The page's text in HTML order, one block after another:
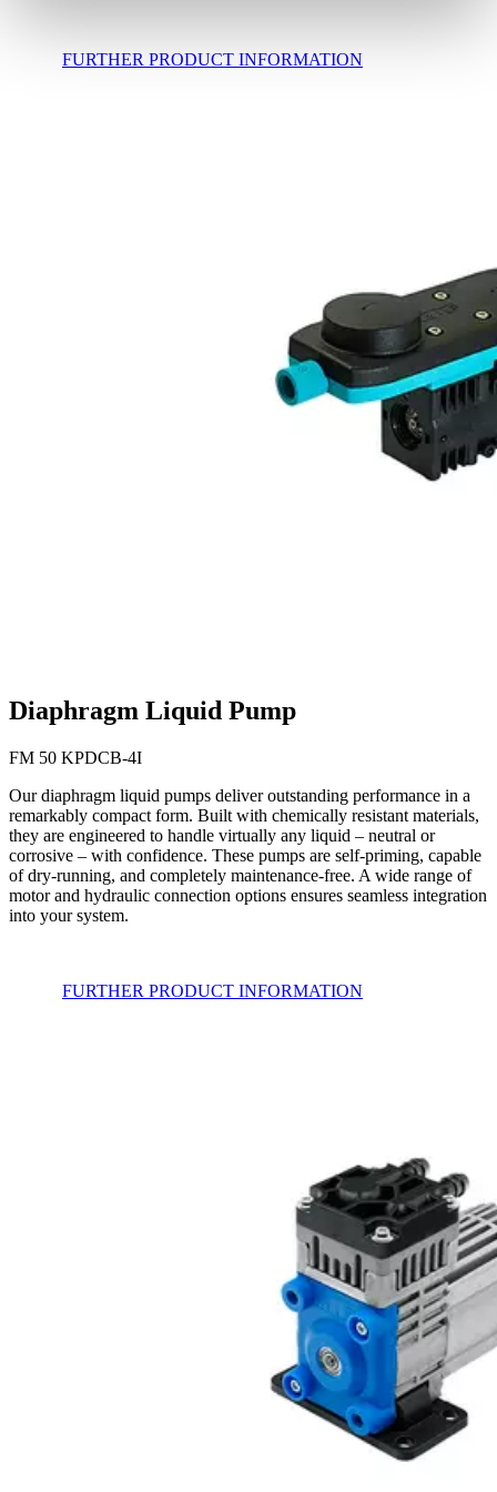
FURTHER PRODUCT INFORMATION
Diaphragm Liquid Pump
FM 50 KPDCB-4I
Our diaphragm liquid pumps deliver outstanding performance in a
remarkably compact form. Built with chemically resistant materials,
they are engineered to handle virtually any liquid – neutral or
corrosive – with confidence. These pumps are self-priming, capable
of dry-running, and completely maintenance-free. A wide range of
motor and hydraulic connection options ensures seamless integration
into your system.
FURTHER PRODUCT INFORMATION